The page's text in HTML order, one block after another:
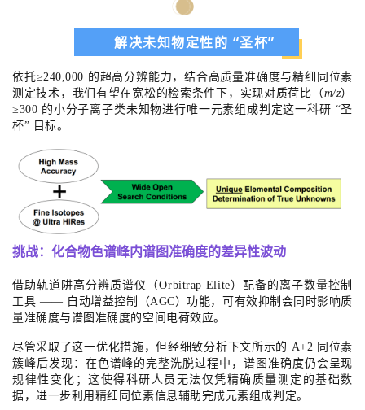
解决未知物定性的 “圣杯”
依托≥240,000 的超高分辨能力，结合高质量准确度与精细同位素
测定技术，我们有望在宽松的检索条件下，实现对质荷比（m/z）
≥300 的小分子离子类未知物进行唯一元素组成判定这一科研 “圣
杯” 目标。
挑战：化合物色谱峰内谱图准确度的差异性波动
借助轨道阱高分辨质谱仪（Orbitrap Elite）配备的离子数量控制
工具 —— 自动增益控制（AGC）功能，可有效抑制会同时影响质
量准确度与谱图准确度的空间电荷效应。
尽管采取了这一优化措施，但经细致分析下文所示的 A+2 同位素
簇峰后发现：在色谱峰的完整洗脱过程中，谱图准确度仍会呈现
规律性变化；这使得科研人员无法仅凭精确质量测定的基础数
据，进一步利用精细同位素信息辅助完成元素组成判定。